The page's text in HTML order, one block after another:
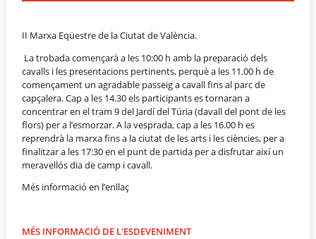
II Marxa Eqüestre de la Ciutat de València.
La trobada començarà a les 10:00 h amb la preparació dels
cavalls i les presentacions pertinents, perquè a les 11.00 h de
començament un agradable passeig a cavall fins al parc de
capçalera. Cap a les 14.30 els participants es tornaran a
concentrar en el tram 9 del Jardí del Túria (davall del pont de les
flors) per a l’esmorzar. A la vesprada, cap a les 16.00 h es
reprendrà la marxa fins a la ciutat de les arts i les ciències, per a
finalitzar a les 17:30 en el punt de partida per a disfrutar així un
meravellós dia de camp i cavall.
Més informació en l’enllaç
MÉS INFORMACIÓ DE L'ESDEVENIMENT